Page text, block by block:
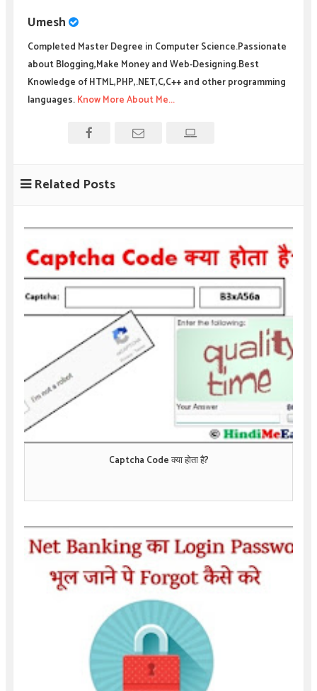
Umesh
Completed Master Degree in Computer Science.Passionate
about Blogging,Make Money and Web-Designing.Best
Knowledge of HTML,PHP,.NET,C,C++ and other programming
languages.Know More About Me...
Related Posts
Captcha Code क्या होता है?